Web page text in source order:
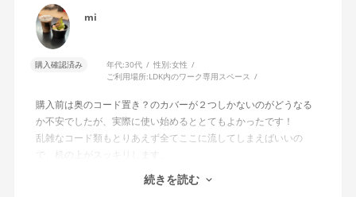
mi
購入確認済み 年代:30代 性別:女性
ご利用場所:LDK内のワーク専用スペース
購入前は奥のコード置き？のカバーが２つしかないのがどうなる
か不安でしたが、実際に使い始めるととてもよかったです！
乱雑なコード類もとりあえず全てここに流してしまえばいいの
で、机の上がスッキリします。
机の色も柔らかい桃色みのある色で、かわいらしいです。机自体
続きを読む